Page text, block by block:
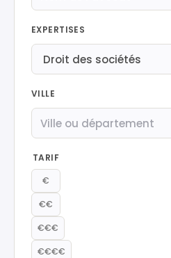
EXPERTISES
VILLE
TARIF
€
€€
€€€
€€€€